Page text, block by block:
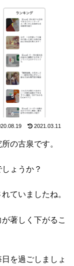
2021.03.11
の古泉です。
ょうか？
ていましたね。
著しく下がるこ
を過ごしましょ